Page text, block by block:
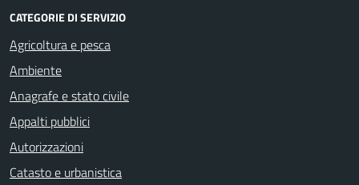
CATEGORIE DI SERVIZIO
Agricoltura e pesca
Ambiente
Anagrafe e stato civile
Appalti pubblici
Autorizzazioni
Catasto e urbanistica